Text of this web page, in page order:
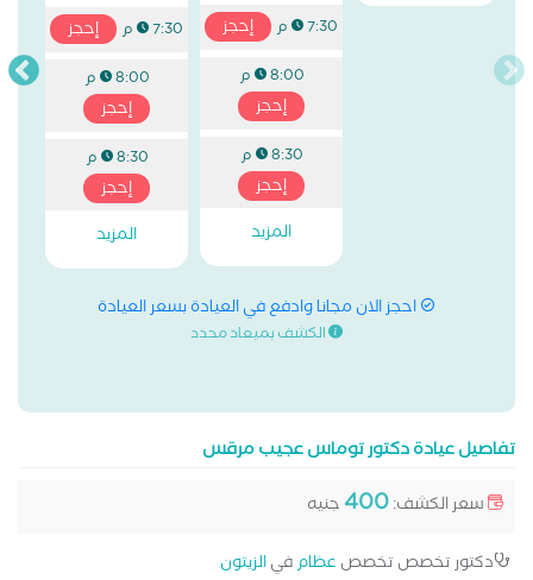
7:30 م إحجز
8:00 م
إحجز
8:30 م
إحجز
المزيد
7:30 م إحجز
8:00 م
إحجز
8:30 م
إحجز
المزيد
احجز الان مجانا وادفع في العيادة بسعر العيادة
الكشف بميعاد محدد
تفاصيل عيادة دكتور توماس عجيب مرقس
سعر الكشف:400 جنيه
دكتور تخصص تخصص عظامفيالزيتون